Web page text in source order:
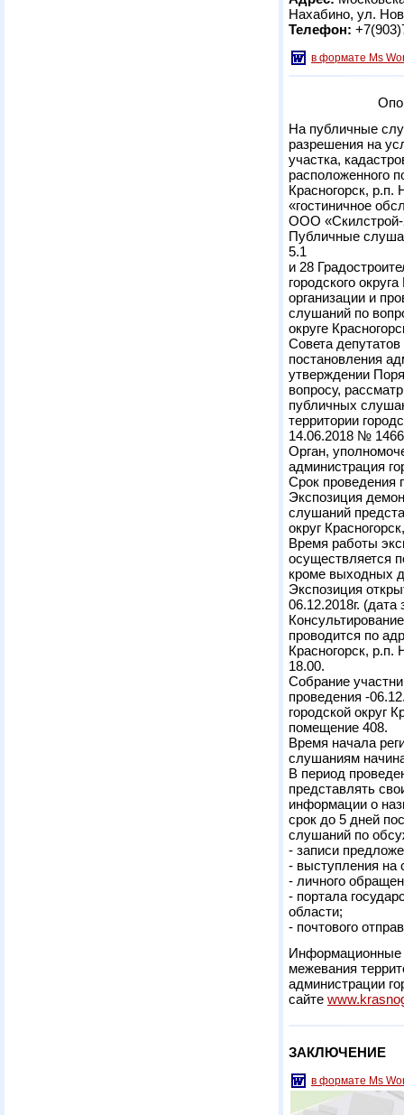
Нахабино, ул.
Телефон:
в формате Ms
На публичные
разрешения на
участка,
расположенного
Красногорск, р.п.
«гостиничное
ООО «Скилстрой-
Публичные
5.1
и 28
городского
организации и
слушаний по
округе
Совета
постановления
утверждении
вопросу,
публичных
территории
14.06.2018 №
Орган,
администрация
Срок проведения
Экспозиция
слушаний
округ
Время работы
осуществляется
кроме выходных
Экспозиция
06.12.2018г. (дата
проводится по
Красногорск, р.п.
18.00.
Собрание
проведения -
городской округ
помещение 408.
Время начала
слушаниям
В период
представлять
информации о
срок до 5 дней
слушаний по
- записи
- выступления на
- личного
- портала
области;
- почтового
Информационные
межевания
администрации
сайте
ЗАКЛЮЧЕНИЕ
в формате Ms